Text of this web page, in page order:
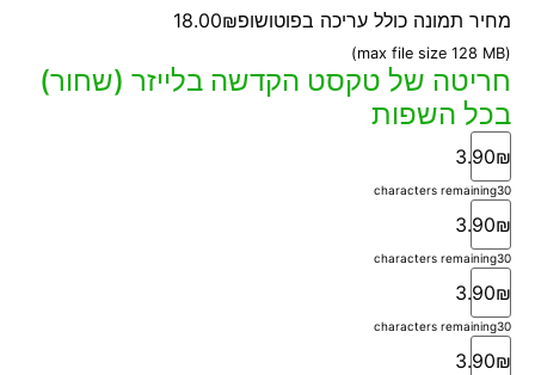
מחיר תמונה כולל עריכה בפוטושופ18.00₪
(max file size 128 MB)
חריטה של טקסט הקדשה בלייזר (שחור)
בכל השפות
3.90₪
30
characters remaining
3.90₪
30
characters remaining
3.90₪
30
characters remaining
3.90₪